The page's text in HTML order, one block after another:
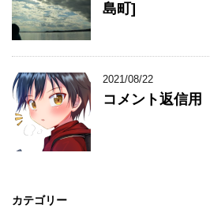
島町]
2021/08/22
コメント返信用
カテゴリー